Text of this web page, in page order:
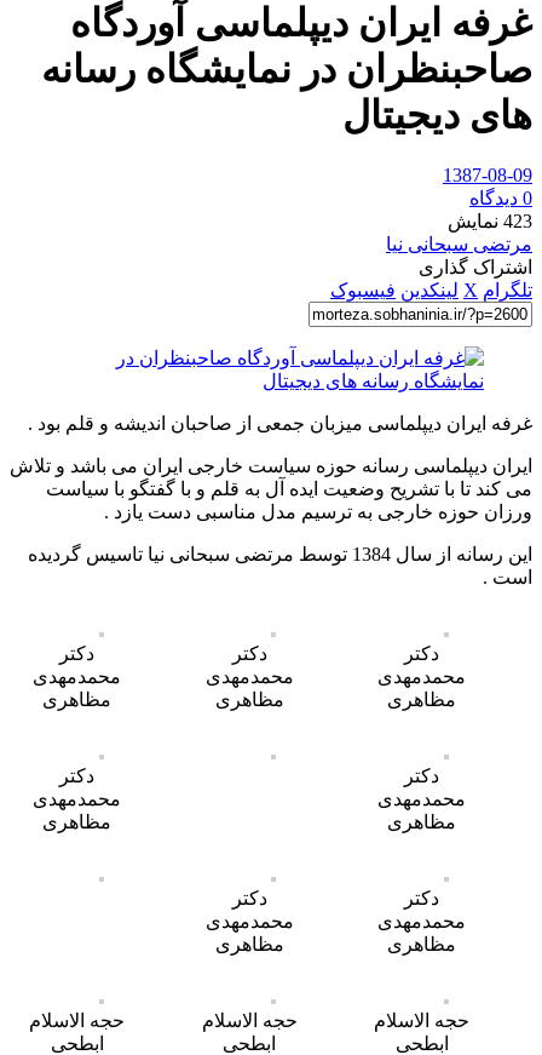
غرفه ایران دیپلماسی آوردگاه
صاحبنظران در نمایشگاه رسانه
های دیجیتال
1387-08-09
0 دیدگاه
423 نمایش
مرتضی سبحانی نیا
اشتراک گذاری
تلگرام X لینکدین فیسبوک
غرفه ایران دیپلماسی میزبان جمعی از صاحبان اندیشه و قلم بود .
ایران دیپلماسی رسانه حوزه سیاست خارجی ایران می باشد و تلاش
می کند تا با تشریح وضعیت ایده آل به قلم و با گفتگو با سیاست
ورزان حوزه خارجی به ترسیم مدل مناسبی دست یازد .
این رسانه از سال 1384 توسط مرتضی سبحانی نیا تاسیس گردیده
است .
دکتر
محمدمهدی
مظاهری
دکتر
محمدمهدی
مظاهری
دکتر
محمدمهدی
مظاهری
دکتر
محمدمهدی
مظاهری
دکتر
محمدمهدی
مظاهری
دکتر
محمدمهدی
مظاهری
دکتر
محمدمهدی
مظاهری
حجه الاسلام
ابطحی
حجه الاسلام
ابطحی
حجه الاسلام
ابطحی